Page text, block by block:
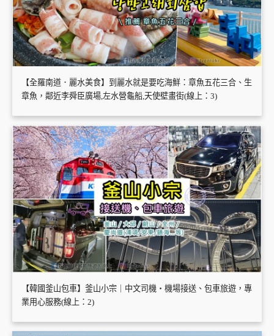
【全羅南道．麗水美食】到麗水就是要吃海鮮：章魚五花三合、生
章魚，鄰近李舜臣廣場,左水營龜船,天使壁畫街(線上：3)
【韓國釜山包車】釜山小宗｜中文司機・機場接送、包車旅遊，專
業用心服務(線上：2)